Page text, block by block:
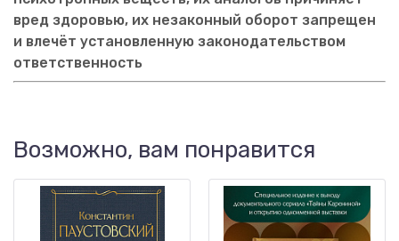
вред здоровью, их незаконный оборот запрещен
и влечёт установленную законодательством
ответственность
Возможно, вам понравится